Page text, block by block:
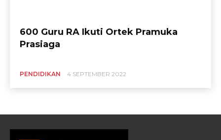
600 Guru RA Ikuti Ortek Pramuka
Prasiaga
PENDIDIKAN 4 SEPTEMBER 2022